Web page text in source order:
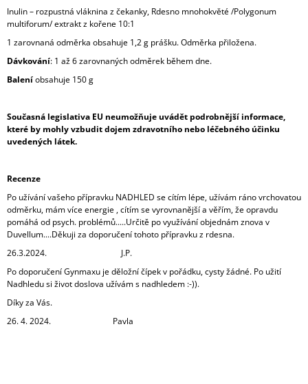
Inulin – rozpustná vláknina z čekanky, Rdesno mnohokvěté /Polygonum
multiforum/ extrakt z kořene 10:1
1 zarovnaná odměrka obsahuje 1,2 g prášku. Odměrka přiložena.
Dávkování: 1 až 6 zarovnaných odměrek během dne.
Baleníobsahuje 150 g
Současná legislativa EU neumožňuje uvádět podrobnější informace,
které by mohly vzbudit dojem zdravotního nebo léčebného účinku
uvedených látek.
Recenze
Po užívání vašeho přípravku NADHLED se cítím lépe, užívám ráno vrchovatou
odměrku, mám více energie , cítím se vyrovnanější a věřím, že opravdu
pomáhá od psych. problémů.....Určitě po využívání objednám znova v
Duvellum....Děkuji za doporučení tohoto přípravku z rdesna.
26.3.2024. J.P.
Po doporučení Gynmaxu je děložní čípek v pořádku, cysty žádné. Po užití
Nadhledu si život doslova užívám s nadhledem :-)).
Díky za Vás.
26. 4. 2024. Pavla